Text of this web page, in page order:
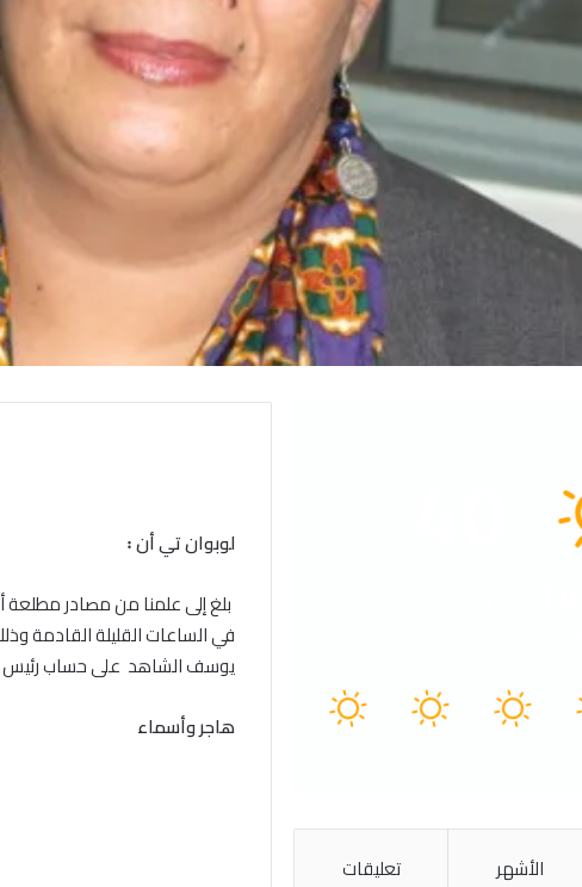
لوبوان تي أن꞉
بلغ إلى علمنا من مصادر
في الساعات القليلة القادمة
يوسف الشاهد على حساب رئيس
هاجر وأسماء
الأشهر تعليقات